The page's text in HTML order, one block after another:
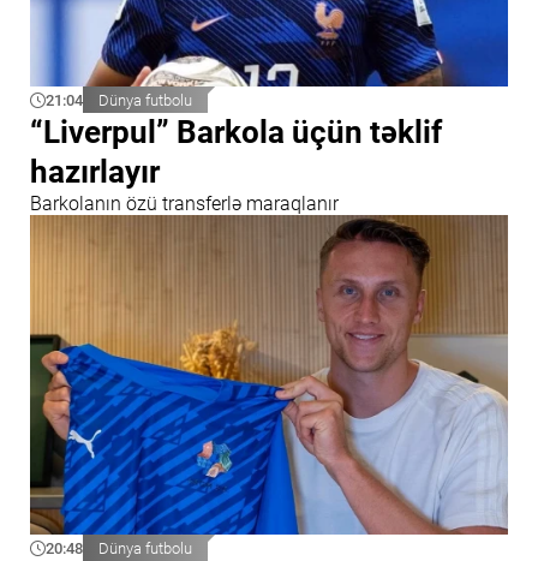
21:04 Dünya futbolu
“Liverpul” Barkola üçün təklif
hazırlayır
Barkolanın özü transferlə maraqlanır
20:48 Dünya futbolu